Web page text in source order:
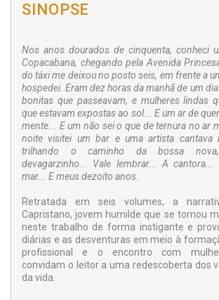
SINOPSE
Nos anos dourados de cinquenta, conheci
Copacabana, chegando pela Avenida
do táxi me deixou no posto seis, em frente a
hospedei. Eram dez horas da manhã de um
bonitas que passeavam, e mulheres lindas
que estavam expostas ao sol... E um ar de
mente... E um não sei o que de ternura no ar
noite visitei um bar e uma artista cantava
trilhando o caminho da bossa
devagarzinho... Vale lembrar... A cantora...
mar... E meus dezoito anos.
Retratada em seis volumes, a
Capristano, jovem humilde que se tornou
neste trabalho de forma instigante e
diárias e as desventuras em meio à
profissional e o encontro com
convidam o leitor a uma redescoberta dos
da vida.